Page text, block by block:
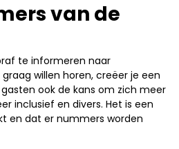
van de
te informeren naar
willen horen, creëer je een
ook de kans om zich meer
inclusief en divers. Het is een
en dat er nummers worden